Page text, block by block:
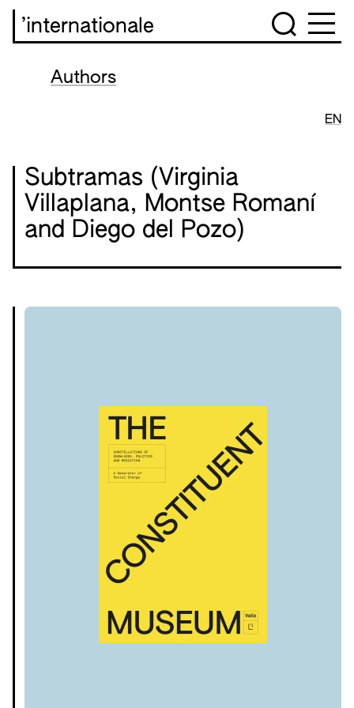
’internationale
Authors
EN
Subtramas (Virginia
Villaplana, Montse Romaní
and Diego del Pozo)